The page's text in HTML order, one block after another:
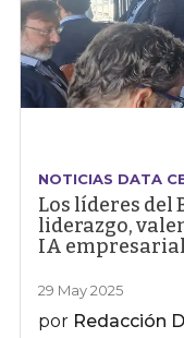
NOTICIAS DATA
Los líderes del
liderazgo,
IA empresarial
29 May 2025
por Redacción